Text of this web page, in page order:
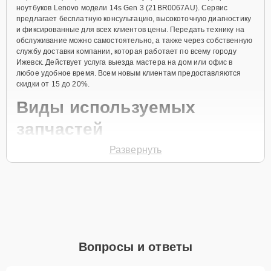
ноутбуков Lenovo модели 14s Gen 3 (21BR0067AU). Сервис
предлагает бесплатную консультацию, высокоточную диагностику
и фиксированные для всех клиентов цены. Передать технику на
обслуживание можно самостоятельно, а также через собственную
службу доставки компании, которая работает по всему городу
Ижевск. Действует услуга выезда мастера на дом или офис в
любое удобное время. Всем новым клиентам предоставляются
скидки от 15 до 20%.
Виды используемых
запчастей
Для ремонта ноутбука модели 14s Gen 3 (21BR0067AU)
активное использование устройства дольше
Развернуть
Вопросы и ответы